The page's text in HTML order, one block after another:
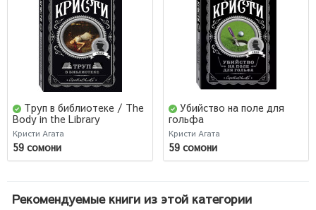
Труп в библиотеке / The
Body in the Library
Кристи Агата
59 сомони
Убийство на поле для
гольфа
Кристи Агата
59 сомони
Рекомендуемые книги из этой категории